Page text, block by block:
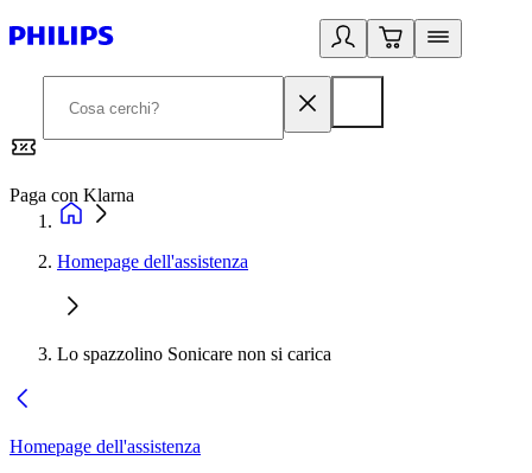
Paga con Klarna
Homepage dell'assistenza
Lo spazzolino Sonicare non si carica
Homepage dell'assistenza